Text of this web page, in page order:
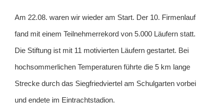
Am 22.08. waren wir wieder am Start. Der 10. Firmenlauf
fand mit einem Teilnehmerrekord von 5.000 Läufern statt.
Die Stiftung ist mit 11 motivierten Läufern gestartet. Bei
hochsommerlichen Temperaturen führte die 5 km lange
Strecke durch das Siegfriedviertel am Schulgarten vorbei
und endete im Eintrachtstadion.